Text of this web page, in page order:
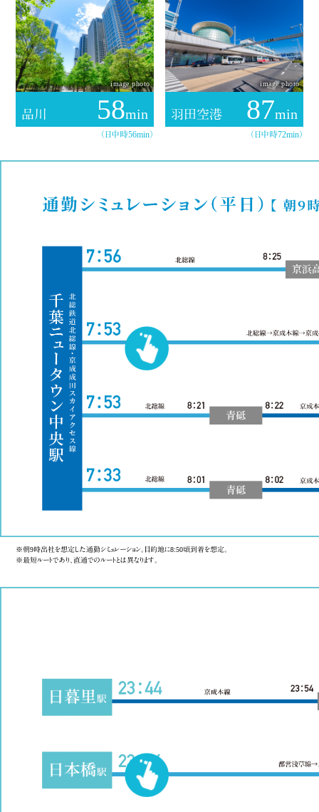
image photo
品川 58min
（日中時56min）
image photo
羽田空港 87min
（日中時72min）
※朝9時出社を想定した通勤シミュレーション。目的地に8:50頃到着を想定。
※最短ルートであり、直通でのルートとは異なります。